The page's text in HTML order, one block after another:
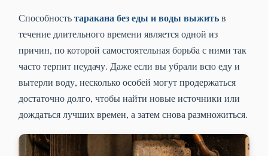
Способностьтаракана без еды и воды выжитьв
течение длительного времени является одной из
причин, по которой самостоятельная борьба с ними так
часто терпит неудачу. Даже если вы убрали всю еду и
вытерли воду, несколько особей могут продержаться
достаточно долго, чтобы найти новые источники или
дождаться лучших времен, а затем снова размножиться.